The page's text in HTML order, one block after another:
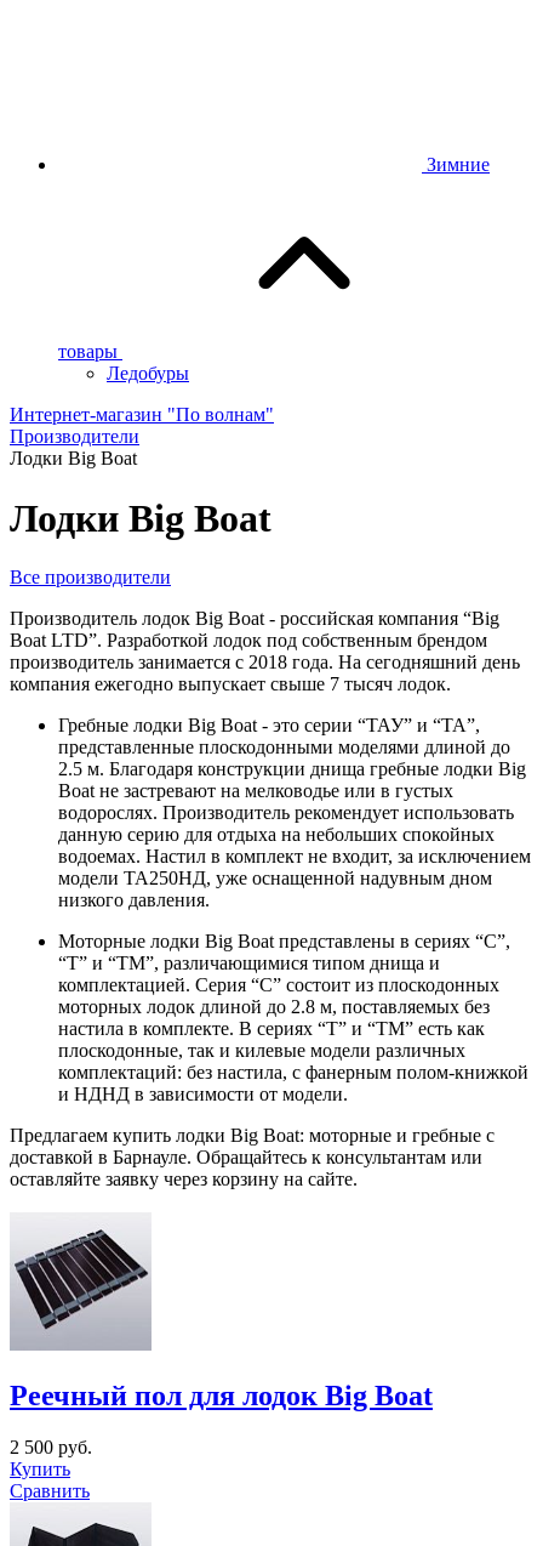
Зимние
товары
Ледобуры
Интернет-магазин "По волнам"
Производители
Лодки Big Boat
Лодки Big Boat
Все производители
Реечный пол для лодок Big Boat
2 500 руб.
Купить
Сравнить
Производитель лодок Big Boat - российская компания “Big
Boat LTD”. Разработкой лодок под собственным брендом
производитель занимается с 2018 года. На сегодняшний день
компания ежегодно выпускает свыше 7 тысяч лодок.
Гребные лодки Big Boat - это серии “ТАУ” и “ТА”,
представленные плоскодонными моделями длиной до
2.5 м. Благодаря конструкции днища гребные лодки Big
Boat не застревают на мелководье или в густых
водорослях. Производитель рекомендует использовать
данную серию для отдыха на небольших спокойных
водоемах. Настил в комплект не входит, за исключением
модели ТА250НД, уже оснащенной надувным дном
низкого давления.
Моторные лодки Big Boat представлены в сериях “С”,
“Т” и “ТМ”, различающимися типом днища и
комплектацией. Серия “С” состоит из плоскодонных
моторных лодок длиной до 2.8 м, поставляемых без
настила в комплекте. В сериях “Т” и “ТМ” есть как
плоскодонные, так и килевые модели различных
комплектаций: без настила, с фанерным полом-книжкой
и НДНД в зависимости от модели.
Предлагаем купить лодки Big Boat: моторные и гребные с
доставкой в Барнауле. Обращайтесь к консультантам или
оставляйте заявку через корзину на сайте.